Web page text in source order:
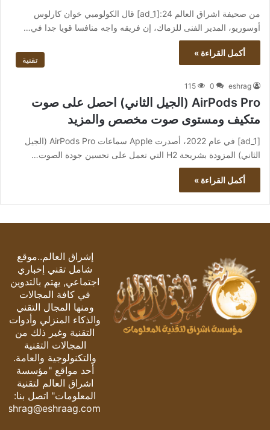
من صحيفة اشراق العالم 24:[ad_1] قال الكولومبي خوان كارلوس
أوسوريو، المدير الفنى للزماك، إن فريقه واجه منافسا قويا جدا في…
أكمل القراءة »
تقنية
eshrag
0
115
AirPods Pro (الجيل الثاني) احصل على صوت
متكيف ومستوى صوت مخصص والمزيد
[ad_1] في عام 2022، أصدرت Apple سماعات AirPods Pro (الجيل
الثاني) المزودة بشريحة H2 التي تعمل على تحسين جودة الصوت…
أكمل القراءة »
إشراق العالم..موقع
شامل تقني إخباري
اجتماعي, يهتم بالتدوين
في كافة المجالات
ومنها المجال التقني
والذكاء المنزلي وأدوات
التقنية وغير ذلك من
المجالات التقنية
والتكنولوجية والعامة.
أحد مواقع "مؤسسة
اشراق العالم لتقنية
المعلومات" اتصل بنا:
eshrag@eshraag.com